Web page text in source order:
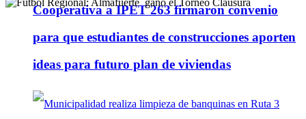
Cooperativa a IPET 263 firmaron convenio
para que estudiantes de construcciones aporten
ideas para futuro plan de viviendas